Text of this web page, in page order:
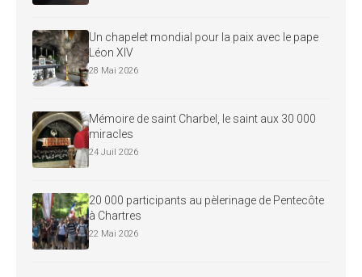
Un chapelet mondial pour la paix avec le pape
Léon XIV
28 Mai 2026
Mémoire de saint Charbel, le saint aux 30 000
miracles
24 Juil 2026
20 000 participants au pèlerinage de Pentecôte
à Chartres
22 Mai 2026